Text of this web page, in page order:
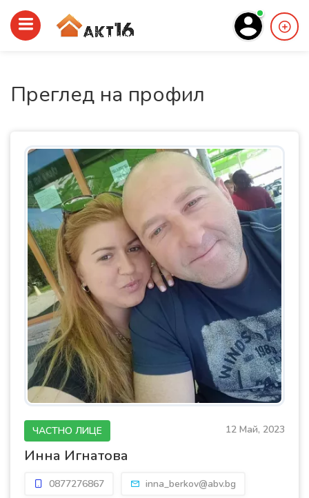
Преглед на профил
ЧАСТНО ЛИЦЕ 12 Май, 2023
Инна Игнатова
0877276867 inna_berkov@abv.bg